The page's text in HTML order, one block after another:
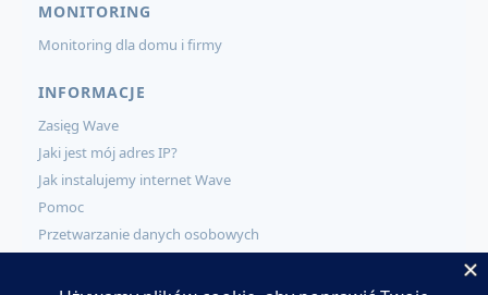
MONITORING
Monitoring dla domu i firmy
INFORMACJE
Zasięg Wave
Jaki jest mój adres IP?
Jak instalujemy internet Wave
Pomoc
Przetwarzanie danych osobowych